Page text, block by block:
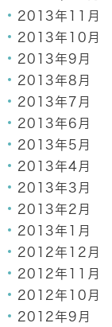
2013年11月
2013年10月
2013年9月
2013年8月
2013年7月
2013年6月
2013年5月
2013年4月
2013年3月
2013年2月
2013年1月
2012年12月
2012年11月
2012年10月
2012年9月